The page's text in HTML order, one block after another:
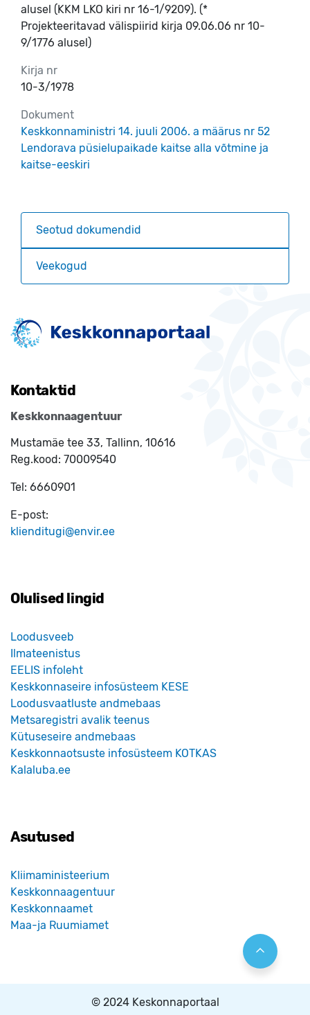
alusel (KKM LKO kiri nr 16-1/9209). (*
Projekteeritavad välispiirid kirja 09.06.06 nr 10-
9/1776 alusel)
Kirja nr
10-3/1978
Dokument
Keskkonnaministri 14. juuli 2006. a määrus nr 52
Lendorava püsielupaikade kaitse alla võtmine ja
kaitse-eeskiri
Seotud dokumendid
Veekogud
Kontaktid
Keskkonnaagentuur
Mustamäe tee 33, Tallinn, 10616
Reg.kood: 70009540
Tel: 6660901
E-post:
klienditugi@envir.ee
Olulised lingid
Loodusveeb
Ilmateenistus
EELIS infoleht
Keskkonnaseire infosüsteem KESE
Loodusvaatluste andmebaas
Metsaregistri avalik teenus
Kütuseseire andmebaas
Keskkonnaotsuste infosüsteem KOTKAS
Kalaluba.ee
Asutused
Kliimaministeerium
Keskkonnaagentuur
Keskkonnaamet
Maa-ja Ruumiamet
© 2024 Keskonnaportaal